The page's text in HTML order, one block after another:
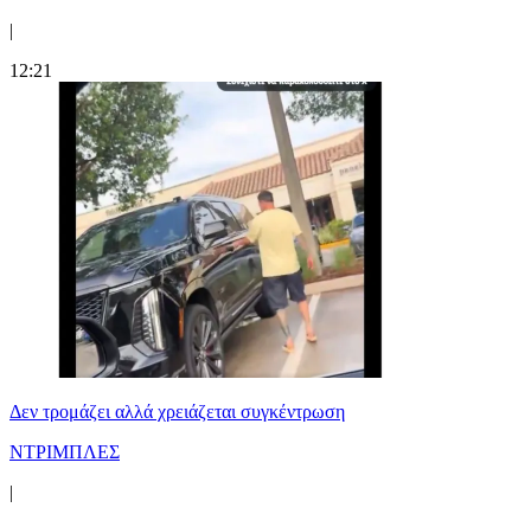
|
12:21
Δεν τρομάζει αλλά χρειάζεται συγκέντρωση
ΝΤΡΙΜΠΛΕΣ
|